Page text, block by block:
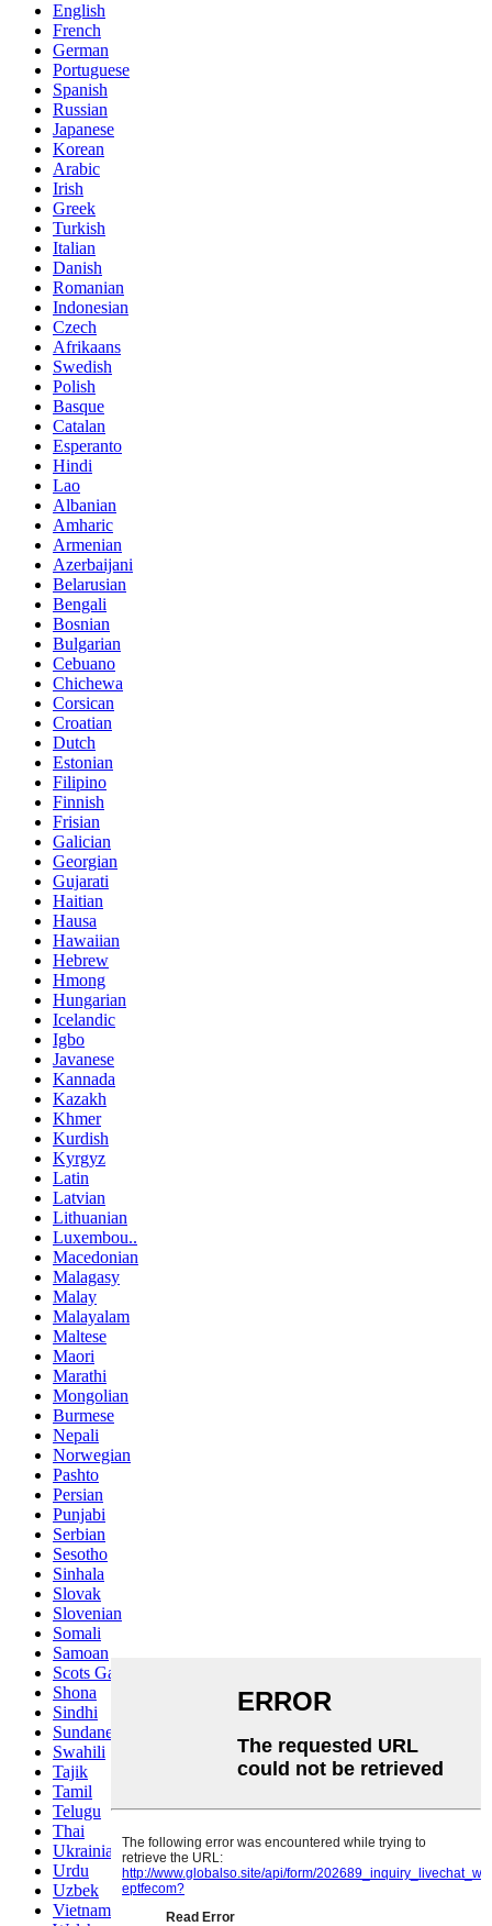
English
French
German
Portuguese
Spanish
Russian
Japanese
Korean
Arabic
Irish
Greek
Turkish
Italian
Danish
Romanian
Indonesian
Czech
Afrikaans
Swedish
Polish
Basque
Catalan
Esperanto
Hindi
Lao
Albanian
Amharic
Armenian
Azerbaijani
Belarusian
Bengali
Bosnian
Bulgarian
Cebuano
Chichewa
Corsican
Croatian
Dutch
Estonian
Filipino
Finnish
Frisian
Galician
Georgian
Gujarati
Haitian
Hausa
Hawaiian
Hebrew
Hmong
Hungarian
Icelandic
Igbo
Javanese
Kannada
Kazakh
Khmer
Kurdish
Kyrgyz
Latin
Latvian
Lithuanian
Luxembou..
Macedonian
Malagasy
Malay
Malayalam
Maltese
Maori
Marathi
Mongolian
Burmese
Nepali
Norwegian
Pashto
Persian
Punjabi
Serbian
Sesotho
Sinhala
Slovak
Slovenian
Somali
Samoan
Scots Gaelic
Shona
Sindhi
Sundanese
Swahili
Tajik
Tamil
Telugu
Thai
Ukrainian
Urdu
Uzbek
Vietnamese